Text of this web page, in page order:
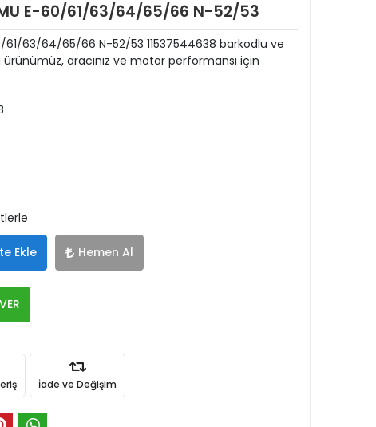
E-60/61/63/64/65/66 N-52/53
61/63/64/65/66 N-52/53 11537544638 barkodlu ve
ürünümüz, aracınız ve motor performansı için
Ekle Hemen Al
İade ve Değişim